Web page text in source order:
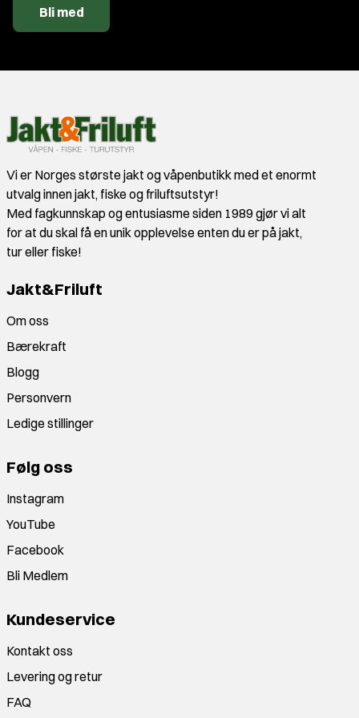
Bli med
Vi er Norges største jakt og våpenbutikk med et enormt
utvalg innen jakt, fiske og friluftsutstyr!
Med fagkunnskap og entusiasme siden 1989 gjør vi alt
for at du skal få en unik opplevelse enten du er på jakt,
tur eller fiske!
Jakt&Friluft
Om oss
Bærekraft
Blogg
Personvern
Ledige stillinger
Følg oss
Instagram
YouTube
Facebook
Bli Medlem
Kundeservice
Kontakt oss
Levering og retur
FAQ